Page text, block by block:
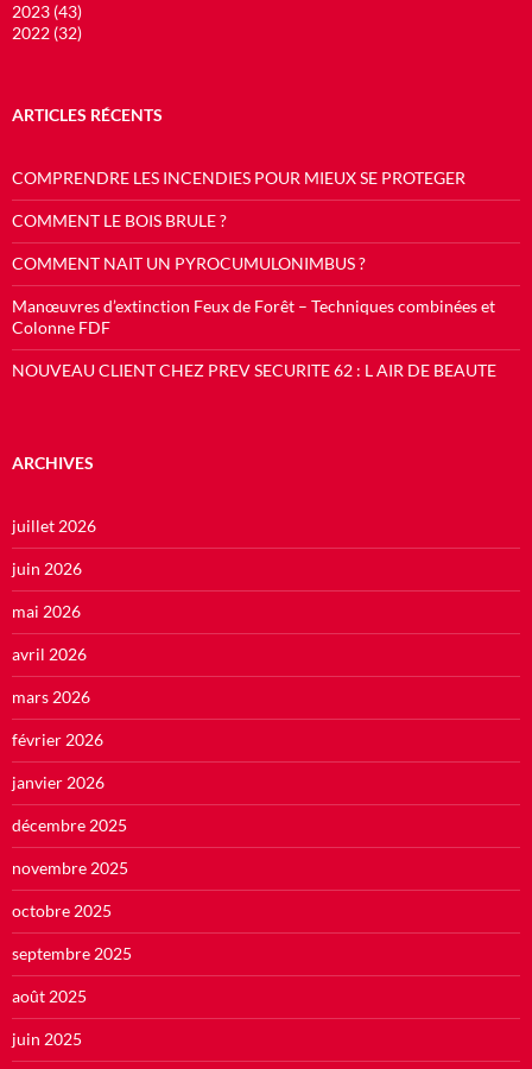
2023 (43)
2022 (32)
ARTICLES RÉCENTS
COMPRENDRE LES INCENDIES POUR MIEUX SE PROTEGER
COMMENT LE BOIS BRULE ?
COMMENT NAIT UN PYROCUMULONIMBUS ?
Manœuvres d’extinction Feux de Forêt – Techniques combinées et
Colonne FDF
NOUVEAU CLIENT CHEZ PREV SECURITE 62 : L AIR DE BEAUTE
ARCHIVES
juillet 2026
juin 2026
mai 2026
avril 2026
mars 2026
février 2026
janvier 2026
décembre 2025
novembre 2025
octobre 2025
septembre 2025
août 2025
juin 2025